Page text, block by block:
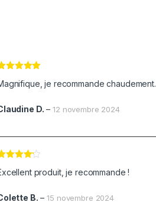
je recommande chaudement.
D. –12 novembre 2024
5
produit, je recommande !
B. –15 novembre 2024